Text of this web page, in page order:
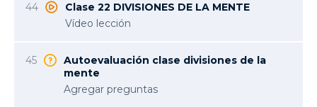
44
Clase 22 DIVISIONES DE LA MENTE
Vídeo lección
45
Autoevaluación clase divisiones de la
mente
Agregar preguntas